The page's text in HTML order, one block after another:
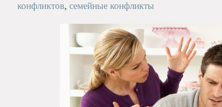
конфликтов, семейные конфликты